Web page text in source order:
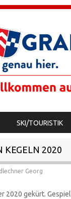
SKI/TOURISTIK
KEGELN 2020
Georg
2020 gekürt.